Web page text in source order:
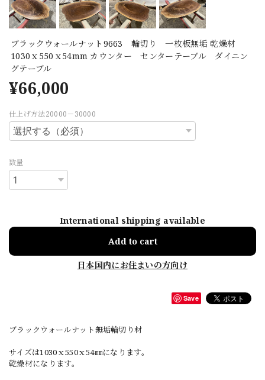
ブラックウォールナット9663 輪切り 一枚板無垢 乾燥材
1030ｘ550ｘ54mm カウンター センターテーブル ダイニン
グテーブル
¥66,000
仕上げ方法20000－30000
数量
International shipping available
Add to cart
日本国内にお住まいの方向け
Save
ブラックウォールナット無垢輪切り材
サイズは1030ｘ550ｘ54㎜になります。
乾燥材になります。